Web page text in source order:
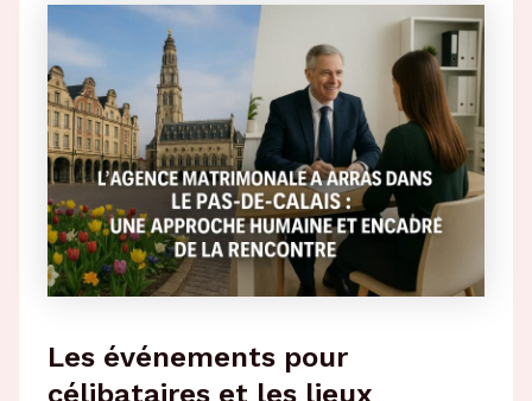
Les événements pour
célibataires et les lieux